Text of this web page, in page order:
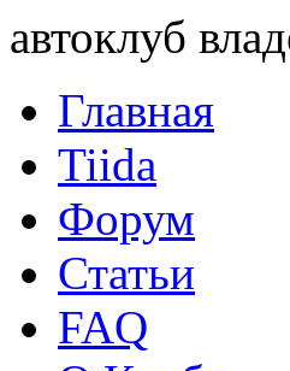
автоклуб
Главная
Tiida
Форум
Статьи
FAQ